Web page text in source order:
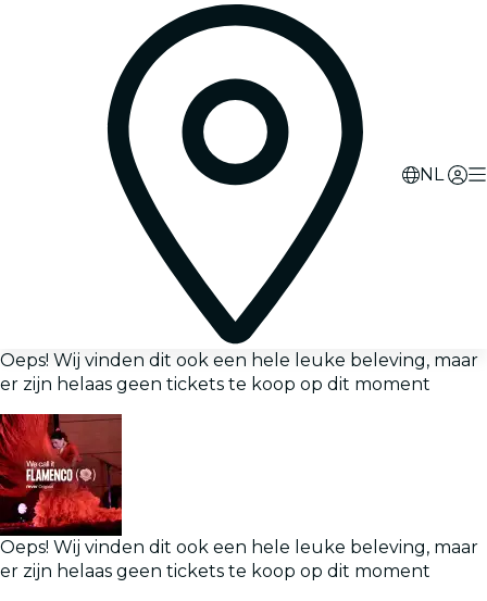
NL
Oeps! Wij vinden dit ook een hele leuke beleving, maar
er zijn helaas geen tickets te koop op dit moment
Oeps! Wij vinden dit ook een hele leuke beleving, maar
er zijn helaas geen tickets te koop op dit moment